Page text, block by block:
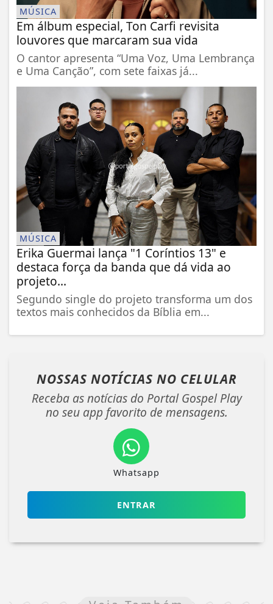
MÚSICA
Em álbum especial, Ton Carfi revisita
louvores que marcaram sua vida
O cantor apresenta “Uma Voz, Uma Lembrança
e Uma Canção”, com sete faixas já...
MÚSICA
Erika Guermai lança "1 Coríntios 13" e
destaca força da banda que dá vida ao
projeto...
Segundo single do projeto transforma um dos
textos mais conhecidos da Bíblia em...
NOSSAS NOTÍCIAS NO CELULAR
Receba as notícias do Portal Gospel Play
no seu app favorito de mensagens.
Whatsapp
ENTRAR